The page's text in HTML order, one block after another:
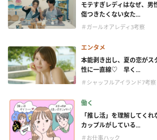
モテすぎレディはなぜ、
傷つきたくない女た...
＃ガールオアレディ3考察
エンタメ
本能剥き出し、夏の恋が
性に一直線♡ 早く...
＃シャッフルアイランド7考察
働く
「推し活」を理解してく
カップルがしている...
＃お仕事ハック